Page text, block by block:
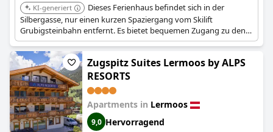
KI-generiert
Dieses Ferienhaus befindet sich in der
Silbergasse, nur einen kurzen Spaziergang vom Skilift
Grubigsteinbahn entfernt. Es bietet bequemen Zugang zu den
Skipisten und Winteraktivitäten.
Zugspitz Suites Lermoos by ALPS
RESORTS
Apartments in Lermoos
9,0 Hervorragend